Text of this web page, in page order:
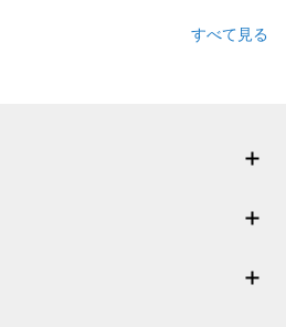
すべて見る